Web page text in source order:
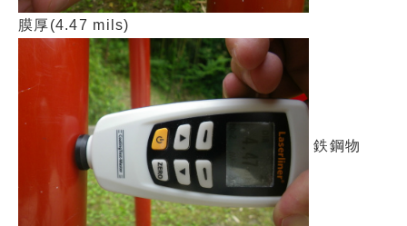
膜厚(4.47 mils)
鉄鋼物